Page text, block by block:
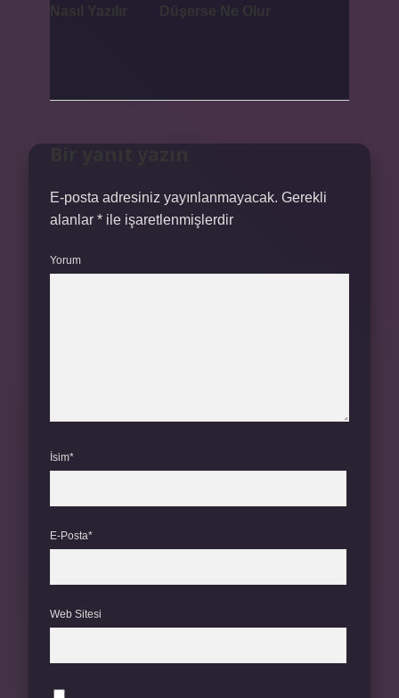
E-posta adresiniz yayınlanmayacak. Gerekli
alanlar * ile işaretlenmişlerdir
Yorum
İsim*
E-Posta*
Web Sitesi